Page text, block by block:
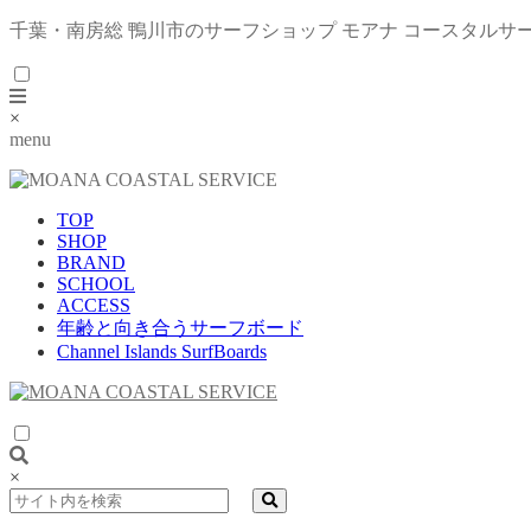
千葉・南房総 鴨川市のサーフショップ モアナ コースタルサ
×
menu
TOP
SHOP
BRAND
SCHOOL
ACCESS
年齢と向き合うサーフボード
Channel Islands SurfBoards
×